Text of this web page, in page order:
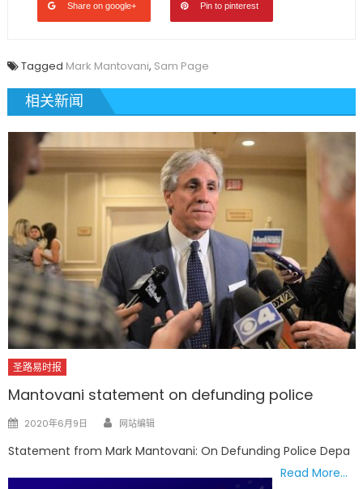
Share on google+ Pin to pinterest
Tagged Mark Mantovani, Sam Page
相关新闻
圣路易时报
Mantovani statement on defunding police
Posted
2020年6月9日 Author
网站编辑
Statement from Mark Mantovani: On Defunding Police Depa
Read More…